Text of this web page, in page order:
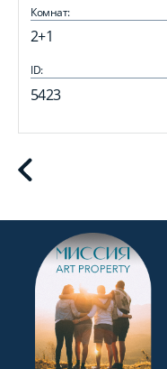
Комнат:
2+1
ID:
5423